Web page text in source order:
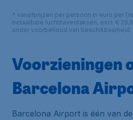
* vanafprijzen per persoon in euro per
betaalbare luchthaventaksen, excl. €
onder voorbehoud van beschikbaarheid.
Voorzieningen
Barcelona
Barcelona Airport is één van